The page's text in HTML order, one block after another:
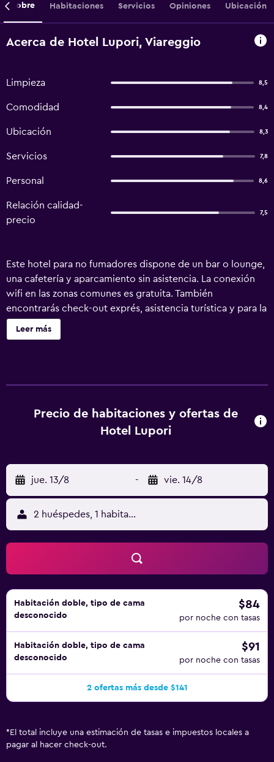
Sobre Habitaciones Servicios Opiniones Ubicación
Acerca de Hotel Lupori, Viareggio
Limpieza 8,5
Comodidad 8,4
Ubicación 8,3
Servicios 7,8
Personal 8,6
Relación calidad-
precio
7,5
Este hotel para no fumadores dispone de un bar o lounge,
una cafetería y aparcamiento sin asistencia. La conexión
wifi en las zonas comunes es gratuita. También
encontrarás check-out exprés, asistencia turística y para la
compra de entradas y televisión en una zona común. Hotel
Lupori ofrece 19 alojamientos con minibar y caja fuerte.
higiene personal gratuitos y secador de pelo. Entre las
comodidades especialmente pensadas para las personas
días.
Leer más
Precio de habitaciones y ofertas de
Hotel Lupori
jue. 13/8 - vie. 14/8
2 huéspedes, 1 habitación
Habitación doble, tipo de cama
desconocido
$84
por noche con tasas
Habitación doble, tipo de cama
desconocido
$91
por noche con tasas
2 ofertas más desde $141
* El total incluye una estimación de tasas e impuestos locales a
pagar al hacer check-out.